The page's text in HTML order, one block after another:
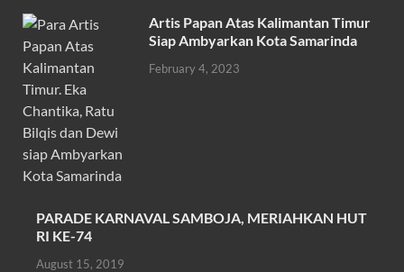
Artis Papan Atas Kalimantan Timur
Siap Ambyarkan Kota Samarinda
February 4, 2023
PARADE KARNAVAL SAMBOJA, MERIAHKAN HUT
RI KE-74
August 15, 2019